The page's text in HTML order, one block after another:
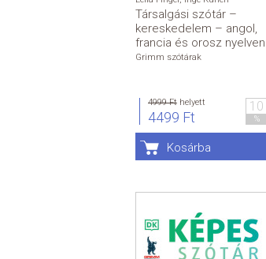
Társalgási szótár –
kereskedelem – angol,
francia és orosz nyelven
Grimm szótárak
4999 Ft helyett
4499 Ft
10
%
Kosárba